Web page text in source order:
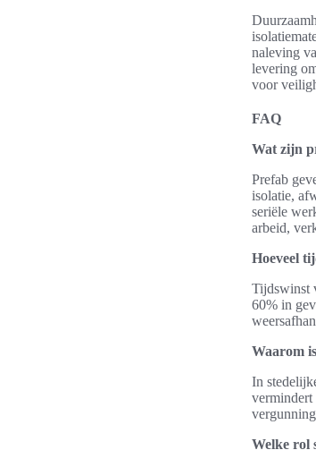
naleving
levering
voor
FAQ
Wat zijn
Prefab
isolatie,
seriële
arbeid,
Hoeveel
Tijdswinst
60% in
Waarom
In
vermindert
Welke rol